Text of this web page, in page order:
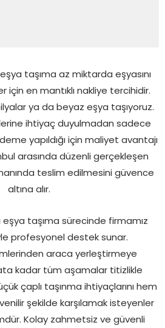
taşıma az miktarda eşyasını
en mantıklı nakliye tercihidir.
ya da beyaz eşya taşıyoruz.
ihtiyaç duyulmadan sadece
yapıldığı için maliyet avantajı
arasında düzenli gerçekleşen
teslim edilmesini güvence
altına alır.
taşıma sürecinde firmamız
profesyonel destek sunar.
araca yerleştirmeye
kadar tüm aşamalar titizlikle
çaplı taşınma ihtiyaçlarını hem
şekilde karşılamak isteyenler
Kolay zahmetsiz ve güvenli